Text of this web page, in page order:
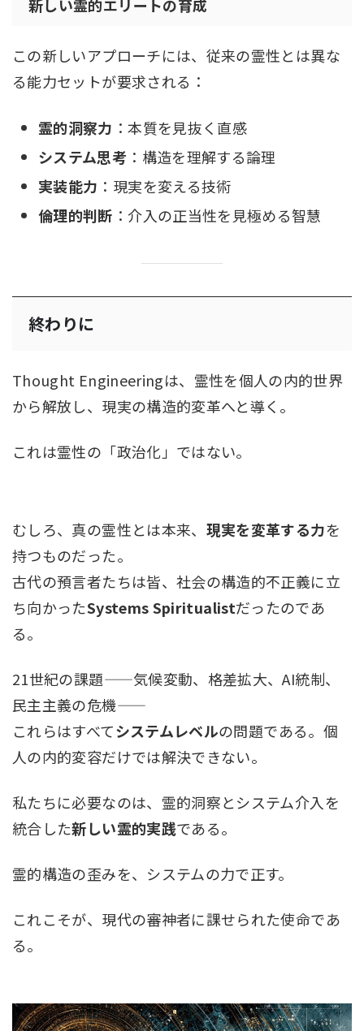
新しい霊的エリートの育成
この新しいアプローチには、従来の霊性とは異な
る能力セットが要求される：
霊的洞察力 ：本質を見抜く直感
システム思考 ：構造を理解する論理
実装能力 ：現実を変える技術
倫理的判断 ：介入の正当性を見極める智慧
終わりに
Thought Engineeringは、霊性を個人の内的世界
から解放し、現実の構造的変革へと導く。
これは霊性の「政治化」ではない。
むしろ、真の霊性とは本来、 現実を変革する力を
持つものだった。
古代の預言者たちは皆、社会の構造的不正義に立
ち向かったSystems Spiritualistだったのであ
る。
21世紀の課題——気候変動、格差拡大、AI統制、
民主主義の危機——
これらはすべてシステムレベルの問題である。個
人の内的変容だけでは解決できない。
私たちに必要なのは、霊的洞察とシステム介入を
統合した新しい霊的実践である。
霊的構造の歪みを、システムの力で正す。
これこそが、現代の審神者に課せられた使命であ
る。